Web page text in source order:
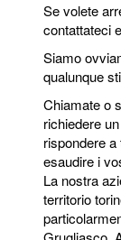
Se volete
contattateci
Siamo
qualunque
Chiamate o
richiedere
rispondere
esaudire i
La nostra
territorio